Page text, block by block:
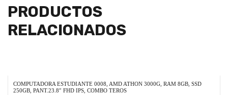
PRODUCTOS
RELACIONADOS
COMPUTADORA ESTUDIANTE 0008, AMD ATHON 3000G, RAM 8GB, SSD
250GB, PANT.23.8″ FHD IPS, COMBO TEROS